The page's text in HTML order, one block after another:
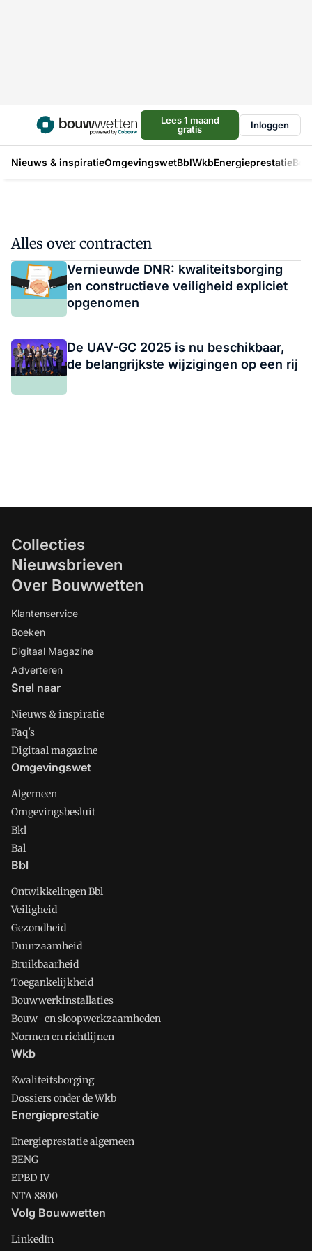
Lees 1 maand
gratis
Inloggen
Nieuws & inspiratieOmgevingswetBblWkbEnergieprestatie
Alles over contracten
Vernieuwde DNR: kwaliteitsborging
en constructieve veiligheid expliciet
opgenomen
De UAV-GC 2025 is nu beschikbaar,
de belangrijkste wijzigingen op een rij
Collecties
Nieuwsbrieven
Over Bouwwetten
Klantenservice
Boeken
Digitaal Magazine
Adverteren
Snel naar
Nieuws & inspiratie
Faq's
Digitaal magazine
Omgevingswet
Algemeen
Omgevingsbesluit
Bkl
Bal
Bbl
Ontwikkelingen Bbl
Veiligheid
Gezondheid
Duurzaamheid
Bruikbaarheid
Toegankelijkheid
Bouwwerkinstallaties
Bouw- en sloopwerkzaamheden
Normen en richtlijnen
Wkb
Kwaliteitsborging
Dossiers onder de Wkb
Energieprestatie
Energieprestatie algemeen
BENG
EPBD IV
NTA 8800
Volg Bouwwetten
LinkedIn